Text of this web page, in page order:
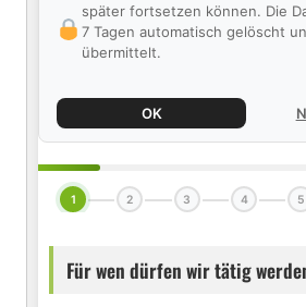
später fortsetzen können. Die
7 Tagen automatisch gelöscht
übermittelt.
OK
1 2 3 4 5
Für wen dürfen wir tätig